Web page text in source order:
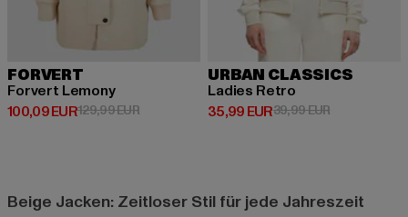
FORVERT
Forvert Lemony
100,09 EUR
Derzeitiger Preis: 100,09 EUR
129,99 EURAktionspreis: 129,99 EUR
URBAN CLASSICS
Ladies Retro
35,99 EUR
Derzeitiger Preis: 35,99 EUR
39,99 EURAktionspreis:
Beige Jacken: Zeitloser Stil für jede Jahreszeit